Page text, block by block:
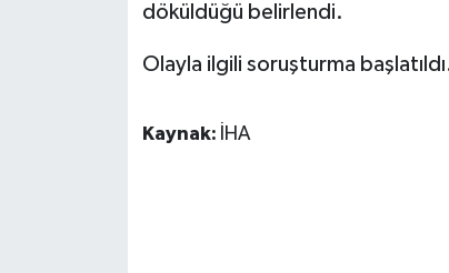
döküldüğü belirlendi.
Olayla ilgili soruşturma
Kaynak: İHA
KÜLTÜR SANAT